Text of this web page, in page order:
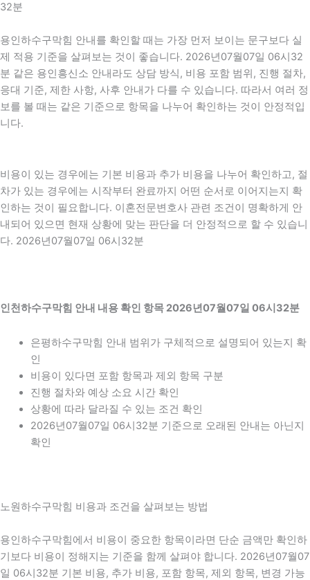
32분
용인하수구막힘 안내를 확인할 때는 가장 먼저 보이는 문구보다 실
제 적용 기준을 살펴보는 것이 좋습니다. 2026년07월07일 06시32
분 같은 용인흥신소 안내라도 상담 방식, 비용 포함 범위, 진행 절차,
응대 기준, 제한 사항, 사후 안내가 다를 수 있습니다. 따라서 여러 정
보를 볼 때는 같은 기준으로 항목을 나누어 확인하는 것이 안정적입
니다.
비용이 있는 경우에는 기본 비용과 추가 비용을 나누어 확인하고, 절
차가 있는 경우에는 시작부터 완료까지 어떤 순서로 이어지는지 확
인하는 것이 필요합니다. 이혼전문변호사 관련 조건이 명확하게 안
내되어 있으면 현재 상황에 맞는 판단을 더 안정적으로 할 수 있습니
다. 2026년07월07일 06시32분
인천하수구막힘 안내 내용 확인 항목 2026년07월07일 06시32분
은평하수구막힘 안내 범위가 구체적으로 설명되어 있는지 확
인
비용이 있다면 포함 항목과 제외 항목 구분
진행 절차와 예상 소요 시간 확인
상황에 따라 달라질 수 있는 조건 확인
2026년07월07일 06시32분 기준으로 오래된 안내는 아닌지
확인
노원하수구막힘 비용과 조건을 살펴보는 방법
용인하수구막힘에서 비용이 중요한 항목이라면 단순 금액만 확인하
기보다 비용이 정해지는 기준을 함께 살펴야 합니다. 2026년07월07
일 06시32분 기본 비용, 추가 비용, 포함 항목, 제외 항목, 변경 가능